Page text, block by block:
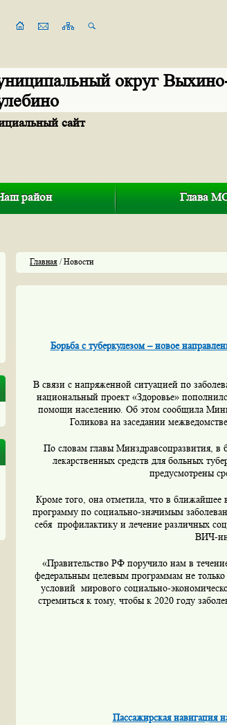
округ
сайт
район Глава
Главная / Новости
Борьба с туберкулезом – новое
В связи с напряженной ситуацией по
национальный проект «Здоровье»
помощи населению. Об этом сообщила
Голикова на заседании
По словам главы Минздравсоцразвития, в
лекарственных средств для больных
предусмотрены
Кроме того, она отметила, что в ближайшее
программу по социально-значимым
себя профилактику и лечение различных
ВИЧ-
«Правительство РФ поручило нам в
федеральным целевым программам не
условий мирового социально-
стремиться к тому, чтобы к 2020 году
Пассажирская навигация